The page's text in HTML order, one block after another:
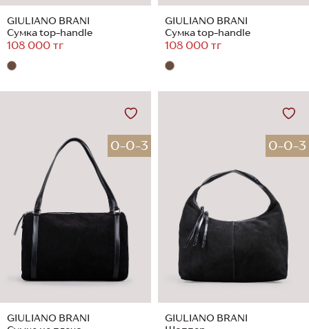
GIULIANO BRANI
Сумка top-handle
108 000 тг
GIULIANO BRANI
Сумка top-handle
108 000 тг
0-0-3
GIULIANO BRANI
0-0-3
GIULIANO BRANI